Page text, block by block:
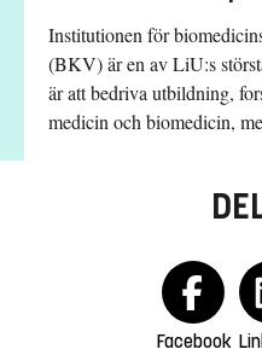
Institutionen för
(BKV) är en av LiU:s
är att bedriva utbildning,
medicin och biomedicin,
Facebook